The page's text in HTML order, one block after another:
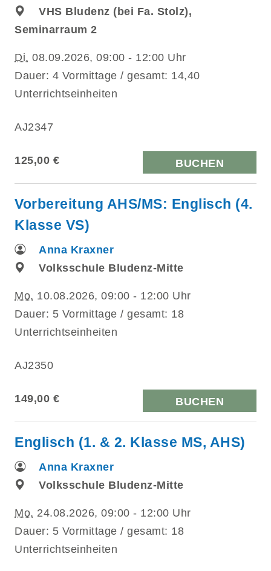
VHS Bludenz (bei Fa. Stolz),
Seminarraum 2
Di. 08.09.2026, 09:00 - 12:00 Uhr
Dauer: 4 Vormittage / gesamt: 14,40
Unterrichtseinheiten
AJ2347
125,00 € BUCHEN
Vorbereitung AHS/MS: Englisch (4.
Klasse VS)
Anna Kraxner
Volksschule Bludenz-Mitte
Mo. 10.08.2026, 09:00 - 12:00 Uhr
Dauer: 5 Vormittage / gesamt: 18
Unterrichtseinheiten
AJ2350
149,00 € BUCHEN
Englisch (1. & 2. Klasse MS, AHS)
Anna Kraxner
Volksschule Bludenz-Mitte
Mo. 24.08.2026, 09:00 - 12:00 Uhr
Dauer: 5 Vormittage / gesamt: 18
Unterrichtseinheiten